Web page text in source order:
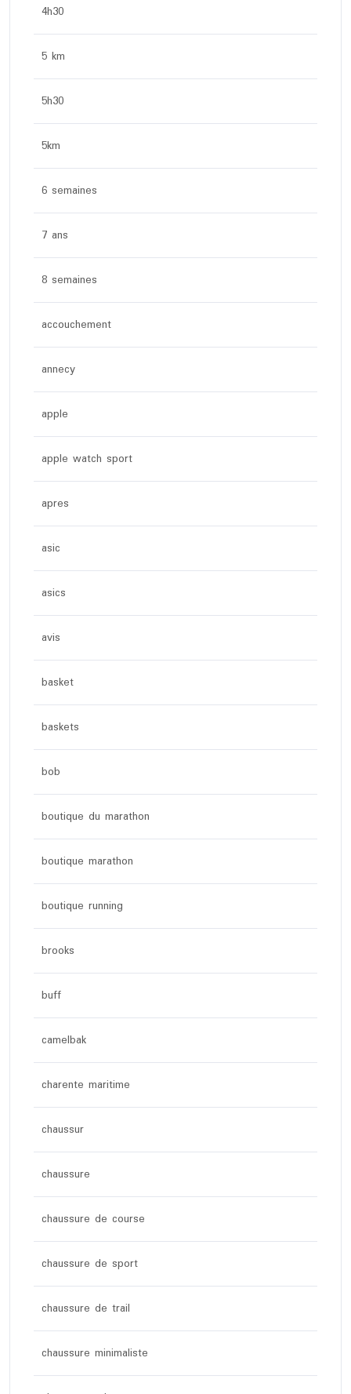
4h30
5 km
5h30
5km
6 semaines
7 ans
8 semaines
accouchement
annecy
apple
apple watch sport
apres
asic
asics
avis
basket
baskets
bob
boutique du marathon
boutique marathon
boutique running
brooks
buff
camelbak
charente maritime
chaussur
chaussure
chaussure de course
chaussure de sport
chaussure de trail
chaussure minimaliste